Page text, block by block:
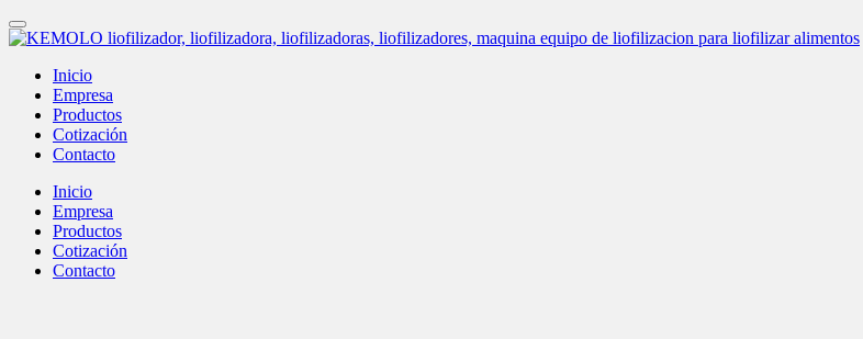
Inicio
Empresa
Productos
Cotización
Contacto
Inicio
Empresa
Productos
Cotización
Contacto